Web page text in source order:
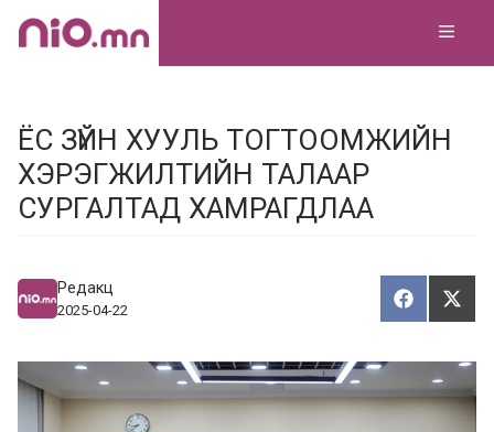
Skip
ЁС ЗҮЙН ХУУЛЬ ТОГТООМЖИЙН
ХЭРЭГЖИЛТИЙН ТАЛААР
СУРГАЛТАД ХАМРАГДЛАА
Редакц
2025-04-22
Х
у
а
л
ц
Т
э
э
х